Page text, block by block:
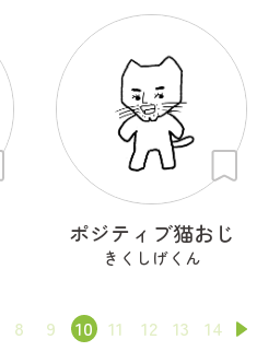
ポジティブ猫おじ
きくしげくん
8 9 10 11 12 13 14